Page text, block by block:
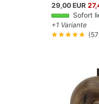
29,00 EUR
Sofort
+1 Variante
★★★★★